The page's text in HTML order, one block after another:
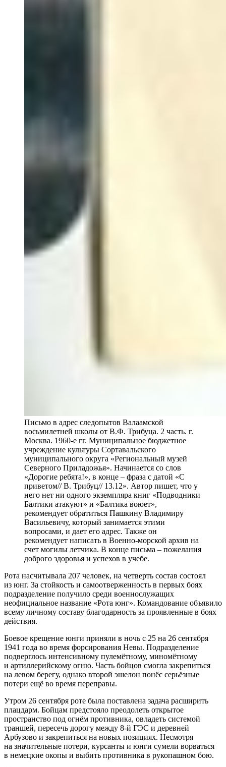
Письмо в адрес следопытов Валаамской
восьмилетней школы от В.Ф. Трибуца. 2 часть. г.
Москва. 1960-е гг. Муниципальное бюджетное
учреждение культуры Сортавальского
муниципального округа «Региональный музей
Северного Приладожья». Начинается со слов
«Дорогие ребята!», в конце – фраза с датой «С
приветом// В. Трибуц// 13.12». Автор пишет, что у
него нет ни одного экземпляра книг «Подводники
Балтики атакуют» и «Балтика воюет»,
рекомендует обратиться Пашкину Владимиру
Васильевичу, который занимается этими
вопросами, и дает его адрес. Также он
рекомендует написать в Военно-морской архив на
счет могилы летчика. В конце письма – пожелания
доброго здоровья и успехов в учебе.
Рота насчитывала 207 человек, на четверть состав состоял
из юнг. За стойкость и самоотверженность в первых боях
подразделение получило среди военнослужащих
неофициальное название «Рота юнг». Командование объявило
всему личному составу благодарность за проявленные в боях
действия.
Боевое крещение юнги приняли в ночь с 25 на 26 сентября
1941 года во время форсирования Невы. Подразделение
подверглось интенсивному пулемётному, миномётному
и артиллерийскому огню. Часть бойцов смогла закрепиться
на левом берегу, однако второй эшелон понёс серьёзные
потери ещё во время переправы.
Утром 26 сентября роте была поставлена задача расширить
плацдарм. Бойцам предстояло преодолеть открытое
пространство под огнём противника, овладеть системой
траншей, пересечь дорогу между 8-й ГЭС и деревней
Арбузово и закрепиться на новых позициях. Несмотря
на значительные потери, курсанты и юнги сумели ворваться
в немецкие окопы и выбить противника в рукопашном бою.